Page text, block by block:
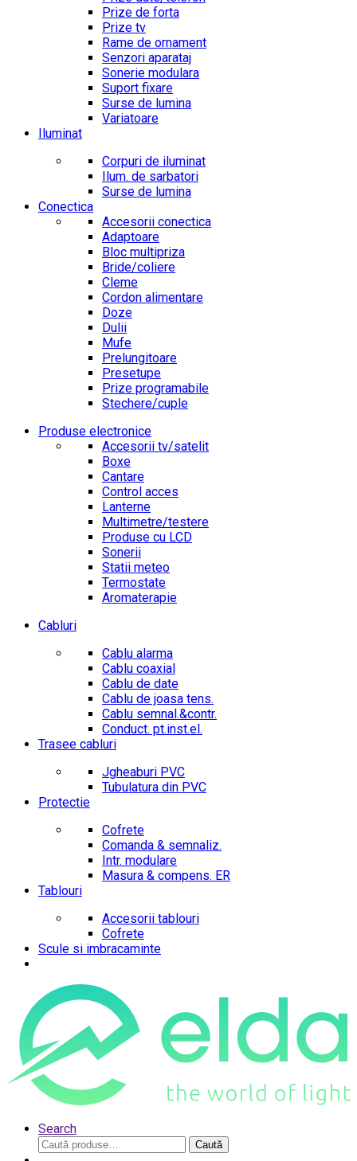
Prize de forta
Prize tv
Rame de ornament
Senzori aparataj
Sonerie modulara
Suport fixare
Surse de lumina
Variatoare
Iluminat
Corpuri de iluminat
Ilum. de sarbatori
Surse de lumina
Conectica
Accesorii conectica
Adaptoare
Bloc multipriza
Bride/coliere
Cleme
Cordon alimentare
Doze
Dulii
Mufe
Prelungitoare
Presetupe
Prize programabile
Stechere/cuple
Produse electronice
Accesorii tv/satelit
Boxe
Cantare
Control acces
Lanterne
Multimetre/testere
Produse cu LCD
Sonerii
Statii meteo
Termostate
Aromaterapie
Cabluri
Cablu alarma
Cablu coaxial
Cablu de date
Cablu de joasa tens.
Cablu semnal.&contr.
Conduct. pt.inst.el.
Trasee cabluri
Jgheaburi PVC
Tubulatura din PVC
Protectie
Cofrete
Comanda & semnaliz.
Intr. modulare
Masura & compens. ER
Tablouri
Accesorii tablouri
Cofrete
Scule si imbracaminte
Search
Caută
după:
Caută